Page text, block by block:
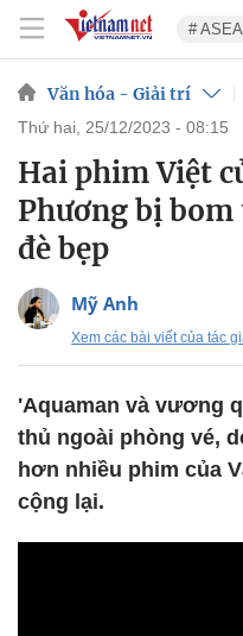
#
Văn hóa - Giải trí
thứ hai, 25/12/2023 - 08:15
Hai phim Việt
Phương bị
đè bẹp
Mỹ Anh
Xem các bài viết của tác
'Aquaman và vương
thủ ngoài phòng vé,
hơn nhiều phim của
cộng lại.